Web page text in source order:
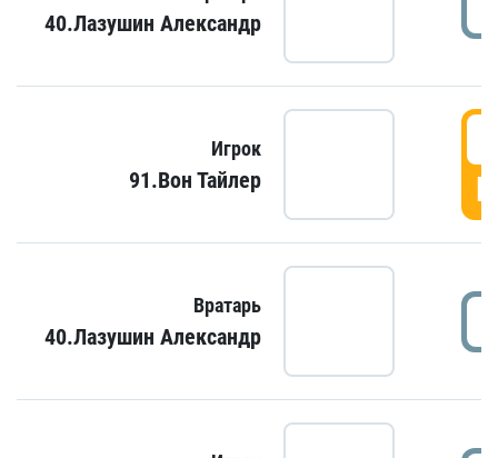
40.Лазушин Александр
Игрок
91.Вон Тайлер
Вратарь
40.Лазушин Александр